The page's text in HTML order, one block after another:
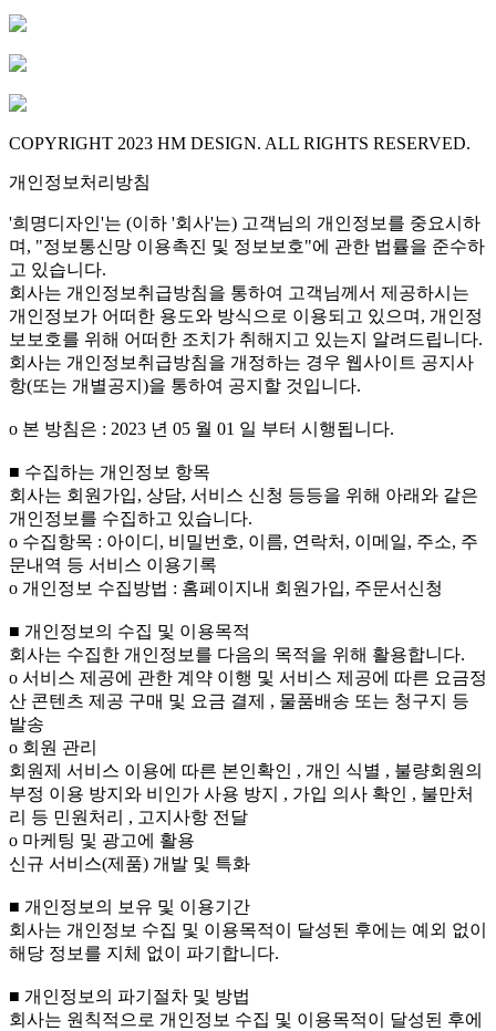
COPYRIGHT 2023 HM DESIGN. ALL RIGHTS RESERVED.
개인정보처리방침
'희명디자인'는 (이하 '회사'는) 고객님의 개인정보를 중요시하
며, "정보통신망 이용촉진 및 정보보호"에 관한 법률을 준수하
고 있습니다.
회사는 개인정보취급방침을 통하여 고객님께서 제공하시는
개인정보가 어떠한 용도와 방식으로 이용되고 있으며, 개인정
보보호를 위해 어떠한 조치가 취해지고 있는지 알려드립니다.
회사는 개인정보취급방침을 개정하는 경우 웹사이트 공지사
항(또는 개별공지)을 통하여 공지할 것입니다.
ο 본 방침은 : 2023 년 05 월 01 일 부터 시행됩니다.
■ 수집하는 개인정보 항목
회사는 회원가입, 상담, 서비스 신청 등등을 위해 아래와 같은
개인정보를 수집하고 있습니다.
ο 수집항목 : 아이디, 비밀번호, 이름, 연락처, 이메일, 주소, 주
문내역 등 서비스 이용기록
ο 개인정보 수집방법 : 홈페이지내 회원가입, 주문서신청
■ 개인정보의 수집 및 이용목적
회사는 수집한 개인정보를 다음의 목적을 위해 활용합니다.
ο 서비스 제공에 관한 계약 이행 및 서비스 제공에 따른 요금정
산 콘텐츠 제공 구매 및 요금 결제 , 물품배송 또는 청구지 등
발송
ο 회원 관리
회원제 서비스 이용에 따른 본인확인 , 개인 식별 , 불량회원의
부정 이용 방지와 비인가 사용 방지 , 가입 의사 확인 , 불만처
리 등 민원처리 , 고지사항 전달
ο 마케팅 및 광고에 활용
신규 서비스(제품) 개발 및 특화
■ 개인정보의 보유 및 이용기간
회사는 개인정보 수집 및 이용목적이 달성된 후에는 예외 없이
해당 정보를 지체 없이 파기합니다.
■ 개인정보의 파기절차 및 방법
회사는 원칙적으로 개인정보 수집 및 이용목적이 달성된 후에